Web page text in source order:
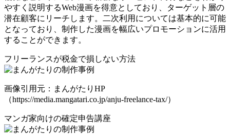
やすく説明するWeb漫画を得意としており、ターゲット層の
潜在顧客にリーチします。
二次利用については基本的に可能
となっており、制作した漫画を幅広いプロモーションに活用
することができます。
フリーランスが税金で損しない方法
画像引用元：まんがたりHP
（https://media.mangatari.co.jp/anju-freelance-tax/）
マンガ家向けの確定申告講座